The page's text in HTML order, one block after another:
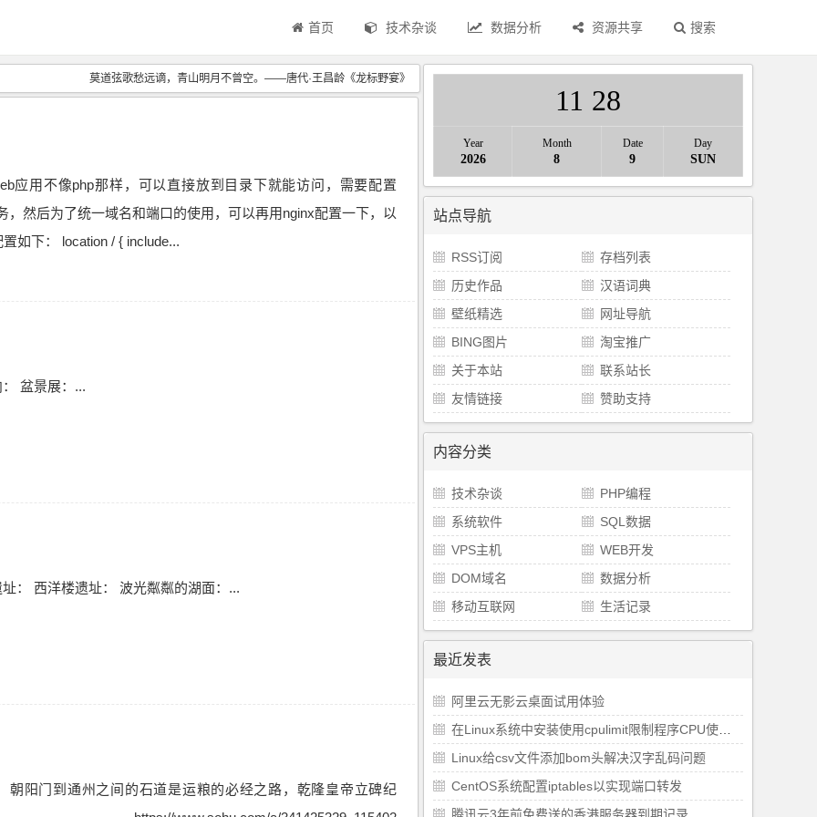
首页 技术杂谈 数据分析 资源共享 搜索
莫道弦歌愁远谪，青山明月不曾空。——唐代·王昌龄《龙标野宴》
应用不像php那样，可以直接放到目录下就能访问，需要配置
，然后为了统一域名和端口的使用，可以再用nginx配置一下，以
如下： location / { include...
盆景展：...
： 西洋楼遗址： 波光粼粼的湖面：...
朝阳门到通州之间的石道是运粮的必经之路，乾隆皇帝立碑纪
11 29
Year
2026
Month
8
Date
9
Day
SUN
站点导航
RSS订阅
存档列表
历史作品
汉语词典
壁纸精选
网址导航
BING图片
淘宝推广
关于本站
联系站长
友情链接
赞助支持
内容分类
技术杂谈
PHP编程
系统软件
SQL数据
VPS主机
WEB开发
DOM域名
数据分析
移动互联网
生活记录
最近发表
阿里云无影云桌面试用体验
Linux给csv文件添加bom头解决汉字乱码问题
CentOS系统配置iptables以实现端口转发